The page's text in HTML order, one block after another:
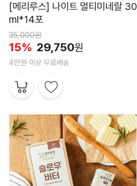
[메리루스] 나이트 멀티미네랄 30
ml*14포
35,000원
15% 29,750원
4만원 이상 무료배송